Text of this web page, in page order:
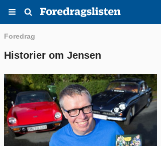
Foredrag
Historier om Jensen